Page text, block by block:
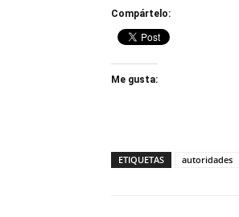
Compártelo:
Me gusta:
ETIQUETAS autoridades